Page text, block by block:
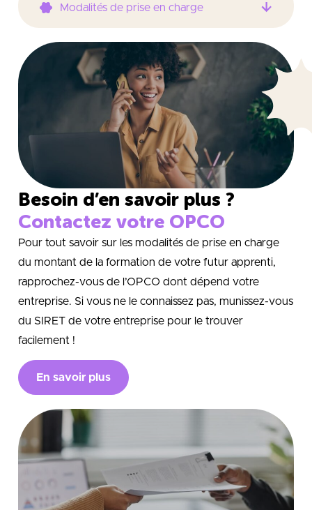
Modalités de prise en charge
Besoin d’en savoir plus ?
Contactez votre OPCO
Pour tout savoir sur les modalités de prise en charge
du montant de la formation de votre futur apprenti,
rapprochez-vous de l’OPCO dont dépend votre
entreprise. Si vous ne le connaissez pas, munissez-vous
du SIRET de votre entreprise pour le trouver
facilement !
En savoir plus